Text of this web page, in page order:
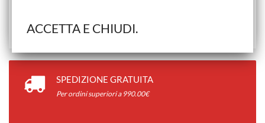
SPEDIZIONE GRATUITA
Per ordini superiori a 990.00€
ACCETTA E CHIUDI.